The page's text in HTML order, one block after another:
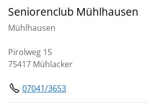
Seniorenclub Mühlhausen
Mühlhausen
Pirolweg 15
75417 Mühlacker
07041/3653